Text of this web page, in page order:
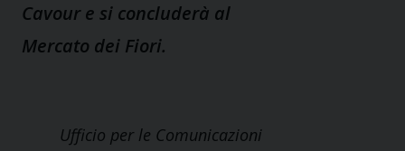
Cavour e si concluderà al
Mercato dei Fiori.
Ufficio per le Comunicazioni